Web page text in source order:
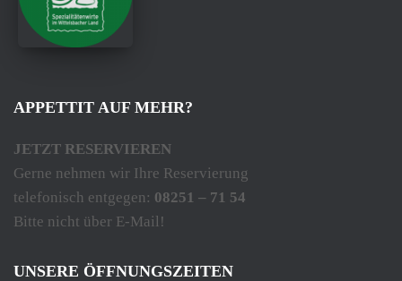
APPETTIT AUF MEHR?
JETZT RESERVIEREN
Gerne nehmen wir Ihre Reservierung
telefonisch entgegen: 08251 – 71 54
Bitte nicht über E-Mail!
UNSERE ÖFFNUNGSZEITEN